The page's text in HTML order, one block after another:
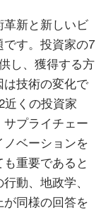
革新と新しいビ
です。投資家の7
し、獲得する方
は技術の変化で
近くの投資家
プライチェー
ベーションを
重要であると
動、地政学、
が同様の回答を